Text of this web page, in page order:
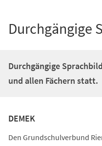
Durchgängige
Durchgängige
und allen Fächern statt.
DEMEK
Den Grundschulverbund